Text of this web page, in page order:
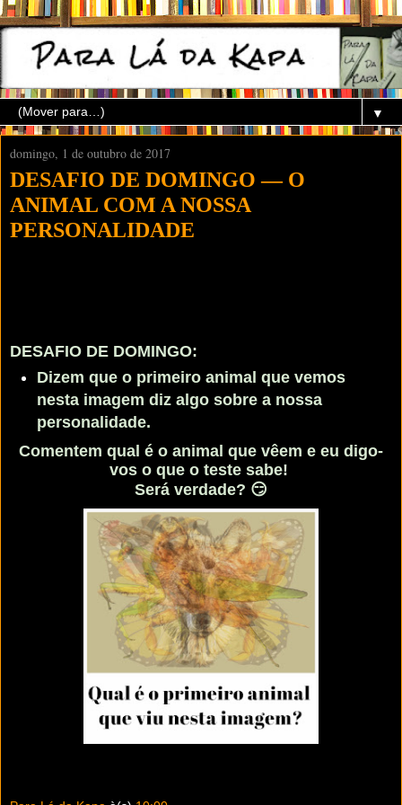
▼
domingo, 1 de outubro de 2017
DESAFIO DE DOMINGO — O
ANIMAL COM A NOSSA
PERSONALIDADE
DESAFIO DE DOMINGO:
Dizem que o primeiro animal que vemos
nesta imagem diz algo sobre a nossa
personalidade.
Comentem qual é o animal que vêem e eu digo-
vos o que o teste sabe!
Será verdade? 😏